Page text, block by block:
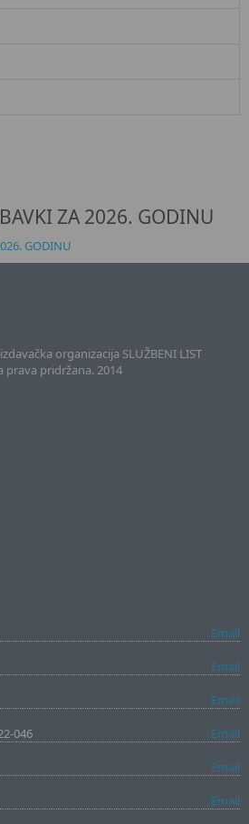
ZA 2026. GODINU
GODINU
organizacija SLUŽBENI LIST
prava pridržana. 2014
Email
Email
Email
046
Email
Email
Email